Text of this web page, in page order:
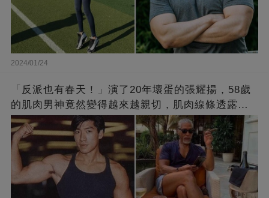
2024/01/24
「反派也有春天！」演了20年壞蛋的張耀揚，58歲
的肌肉男神竟然變得越來越親切，肌肉線條透露了
他的秘密！